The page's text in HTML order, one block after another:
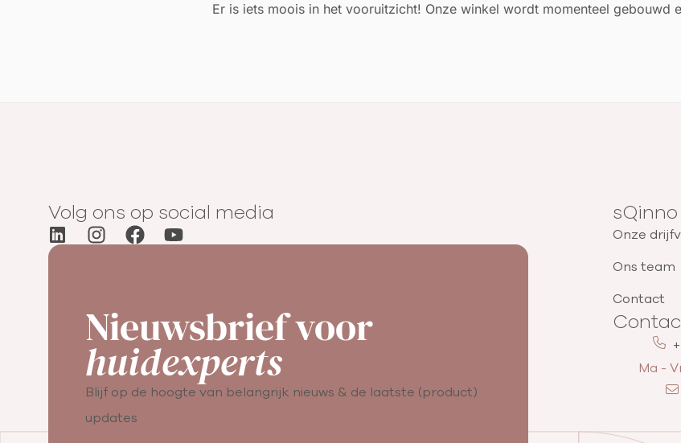
Er is iets moois in het vooruitzicht! Onze winkel wordt momenteel gebouwd
Volg ons op social media
Nieuwsbrief voor
huidexperts
Blijf op de hoogte van belangrijk nieuws & de laatste (product)
updates
sQinno
Onze
Ons team
Contact
Ma -